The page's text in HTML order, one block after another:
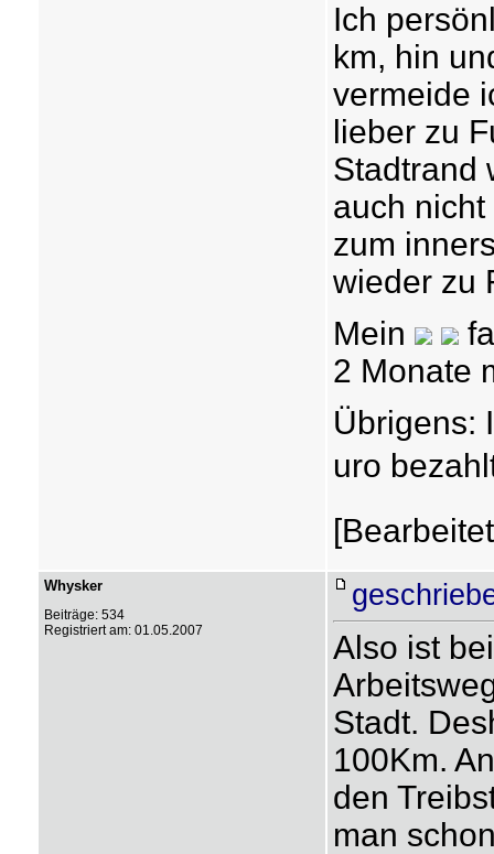
Ich
km, hin
vermeide
lieber zu
Stadtrand
auch
zum
wieder zu
Mein
2 Monate
Übrigens:
uro
Whysker
Beiträge: 534
Registriert am: 01.05.2007
Also ist
Stadt.
100Km.
den
man